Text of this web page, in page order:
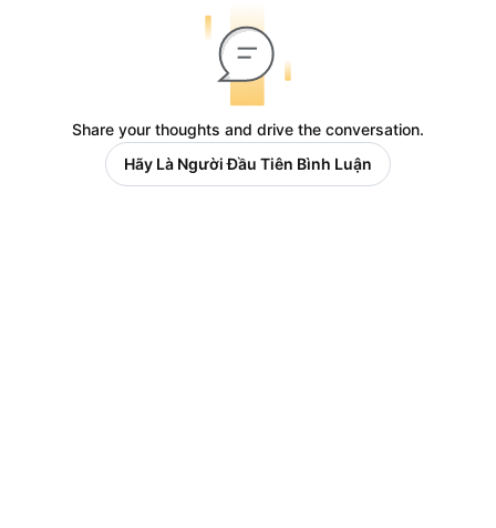
Share your thoughts and drive the conversation.
Hãy Là Người Đầu Tiên Bình Luận